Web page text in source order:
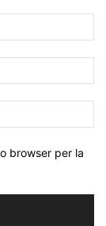
browser per la